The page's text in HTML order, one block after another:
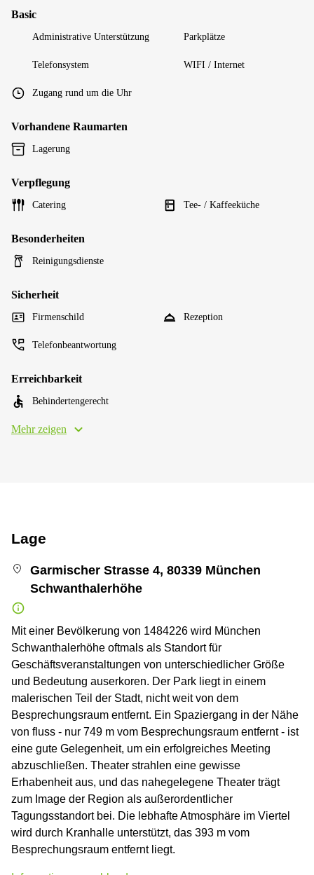
Basic
Administrative Unterstützung Parkplätze
Telefonsystem WIFI / Internet
Zugang rund um die Uhr
Vorhandene Raumarten
Lagerung
Verpflegung
Catering Tee- / Kaffeeküche
Besonderheiten
Reinigungsdienste
Sicherheit
Firmenschild Rezeption
Telefonbeantwortung
Erreichbarkeit
Behindertengerecht
Mehr zeigen
Lage
Garmischer Strasse 4, 80339 München
Schwanthalerhöhe
Mit einer Bevölkerung von 1484226 wird München
Schwanthalerhöhe oftmals als Standort für
Geschäftsveranstaltungen von unterschiedlicher Größe
und Bedeutung auserkoren. Der Park liegt in einem
malerischen Teil der Stadt, nicht weit von dem
Besprechungsraum entfernt. Ein Spaziergang in der Nähe
von fluss - nur 749 m vom Besprechungsraum entfernt - ist
eine gute Gelegenheit, um ein erfolgreiches Meeting
abzuschließen. Theater strahlen eine gewisse
Erhabenheit aus, und das nahegelegene Theater trägt
zum Image der Region als außerordentlicher
Tagungsstandort bei. Die lebhafte Atmosphäre im Viertel
wird durch Kranhalle unterstützt, das 393 m vom
Besprechungsraum entfernt liegt.